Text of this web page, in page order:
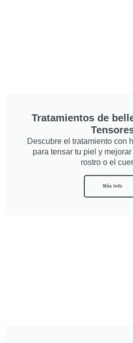
Tratamientos de
Descubre el tratamiento con
para tensar tu piel y
rostro o el
Más Info